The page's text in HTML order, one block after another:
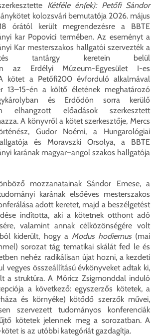
Kétféle én(ek): Petőfi Sándor
kolozsvári bemutatója 2026. május
órától került megrendezésre a BBTE
kar Popovici termében. Az eseményt a
Kar mesterszakos hallgatói szervezték a
tantárgy keretein belül
az Erdélyi Múzeum-Egyesület I-es
kötet a Petőfi200 évforduló alkalmával
13–15-én a költő életének meghatározó
és Erdődön sorra kerülő
elhangzott előadások szerkesztett
A könyvről a kötet szerkesztője, Mercs
Gudor Noémi, a Hungarológiai
és Moravszki Orsolya, a BBTE
karának magyar–angol szakos hallgatója
mozzanatainak Sándor Emese, a
karának elsőéves mesterszakos
adott keretet, majd a beszélgetést
indította, aki a kötetnek otthont adó
valamint annak célközönségére volt
kiderült, hogy a Modus hodiernus (mai
sorozat tág tematikai skálát fed le és
nehéz radikálisan újat hozni, a kezdeti
vegyes összeállítású évkönyveket adtak ki,
a struktúra. A Móricz Zsigmonddal induló
a következő: egyszerzős kötetek, a
és környéke) kötődő szerzők művei,
szervezett tudományos konferenciák
kötetek jelennek meg a sorozatban. A
is az utóbbi kategóriát gazdagítja.